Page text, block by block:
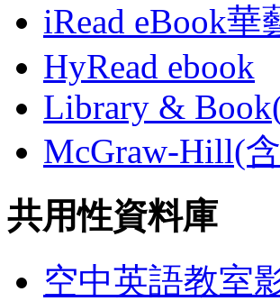
iRead eBook華
HyRead ebook
Library &
McGraw-Hill(
共用性資料庫
空中英語教室